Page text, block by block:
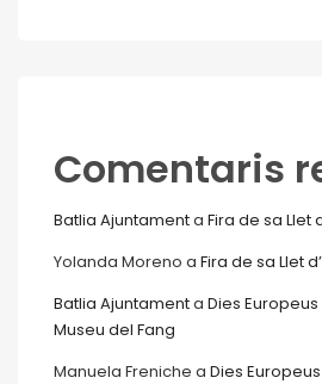
Comentaris
Batlia Ajuntamenta Fira de sa Llet
Yolanda Moreno a Fira de sa Llet
Batlia Ajuntamenta Dies
Museu del Fang
Manuela Freniche a Dies